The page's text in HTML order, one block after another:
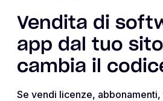
Vendita di
app dal tuo
cambia il
Se vendi licenze,